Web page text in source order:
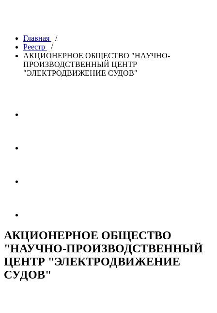
Главная
/
Реестр
/
АКЦИОНЕРНОЕ ОБЩЕСТВО "НАУЧНО-
ПРОИЗВОДСТВЕННЫЙ ЦЕНТР
"ЭЛЕКТРОДВИЖЕНИЕ СУДОВ"
АКЦИОНЕРНОЕ ОБЩЕСТВО
"НАУЧНО-ПРОИЗВОДСТВЕННЫЙ
ЦЕНТР "ЭЛЕКТРОДВИЖЕНИЕ
СУДОВ"